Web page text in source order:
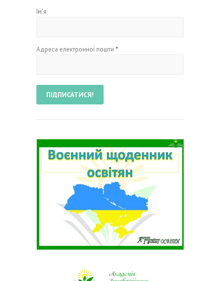
Ім'я
Адреса електронної пошти *